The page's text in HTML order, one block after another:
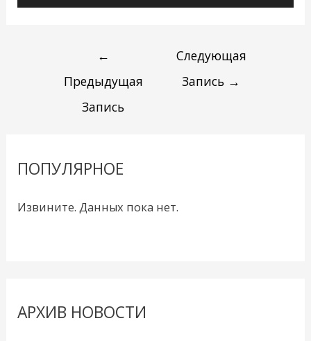
←
Предыдущая
Запись
Следующая
Запись →
ПОПУЛЯРНОЕ
Извините. Данных пока нет.
АРХИВ НОВОСТИ